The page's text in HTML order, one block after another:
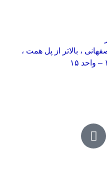
، بالاتر از پل همت ،